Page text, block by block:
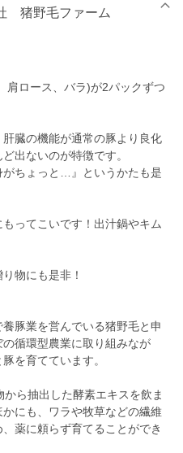
猪野毛ファーム
肩ロース、バラ)が2パックずつ
臓の機能が通常の豚より良化
出ないのが特徴です。
がちょっと…』というかたも是
ってこいです！出汁鍋やキム
物にも是非！
豚業を営んでいる猪野毛と申
循環型農業に取り組みなが
を育てています。
ら抽出した酵素エキスを飲ま
にも、ワラや牧草などの繊維
薬に頼らず育てることができ